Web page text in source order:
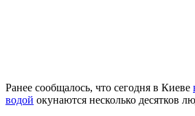
Ранее сообщалось, что сегодня в Киеве
водой окунаются несколько десятков